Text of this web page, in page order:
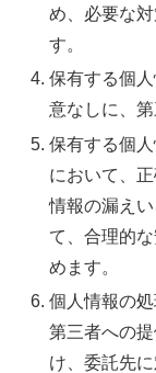
め、必要な
す。
保有する個
意なしに、
保有する個
において、
情報の漏え
て、合理的
めます。
個人情報の
第三者への
け、委託先